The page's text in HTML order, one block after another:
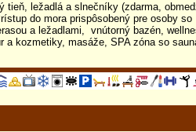
tieň, ležadlá a slnečníky (zdarma,
do mora prispôsobený pre osoby so
a ležadlami, vnútorný bazén,
a kozmetiky, masáže, SPA zóna so